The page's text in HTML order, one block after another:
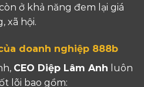
ở khả năng đem lại giá
xã hội.
doanh nghiệp 888b
CEO Diệp Lâm Anh luôn
lõi bao gồm: